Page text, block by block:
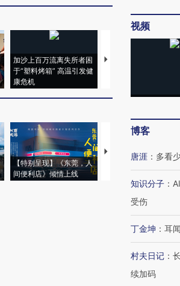
加沙上百万流离失所者困
于“塑料烤箱” 高温引发健
康危机
视线｜HYROX的吸金
【特别呈现】《东莞，人
间便利店》倾情上线
【推广】走进第四届链
会，让数智科技“链”接
视频
博客
唐涯 ： 多看
知识分子 ：
受伤
丁金坤 ： 耳
村夫日记 ：
续加码